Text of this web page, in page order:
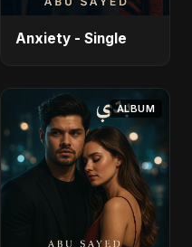
Anxiety - Single
ALBUM